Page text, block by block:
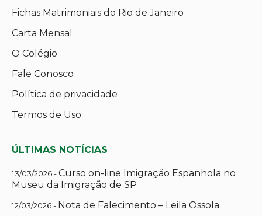
Fichas Matrimoniais do Rio de Janeiro
Carta Mensal
O Colégio
Fale Conosco
Política de privacidade
Termos de Uso
ÚLTIMAS NOTÍCIAS
13/03/2026 -Curso on-line Imigração Espanhola no
Museu da Imigração de SP
12/03/2026 - Nota de Falecimento – Leila Ossola